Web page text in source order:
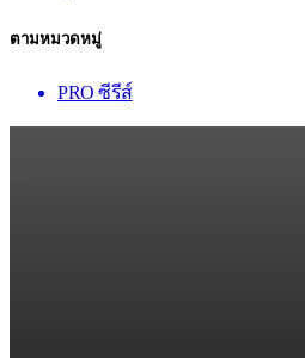
ตามหมวดหมู่
PRO ซีรีส์